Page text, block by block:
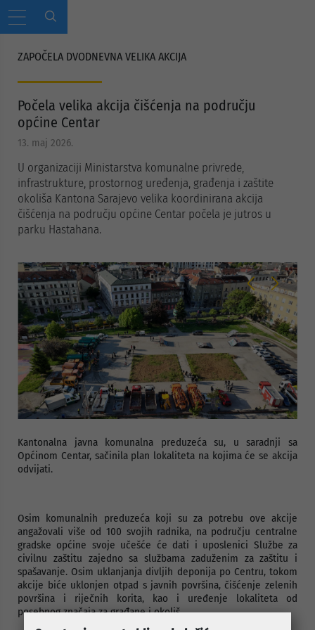
ZAPOČELA DVODNEVNA VELIKA AKCIJA
Počela velika akcija čišćenja na području
općine Centar
13. maj 2026.
U organizaciji Ministarstva komunalne privrede,
infrastrukture, prostornog uređenja, građenja i zaštite
okoliša Kantona Sarajevo velika koordinirana akcija
čišćenja na području općine Centar počela je jutros u
parku Hastahana.
Kantonalna javna komunalna preduzeća su, u saradnji sa
Općinom Centar, sačinila plan lokaliteta na kojima će se akcija
odvijati.
Osim komunalnih preduzeća koji su za potrebu ove akcije
angažovali više od 100 svojih radnika, na području centralne
gradske općine svoje učešće će dati i uposlenici Službe za
civilnu zaštitu zajedno sa službama zaduženim za zaštitu i
spašavanje. Osim uklanjanja divljih deponija po Centru, tokom
akcije biće uklonjen otpad s javnih površina, čišćenje zelenih
površina i riječnih korita, kao i uređenje lokaliteta od
posebnog značaja za građane i okoliš.